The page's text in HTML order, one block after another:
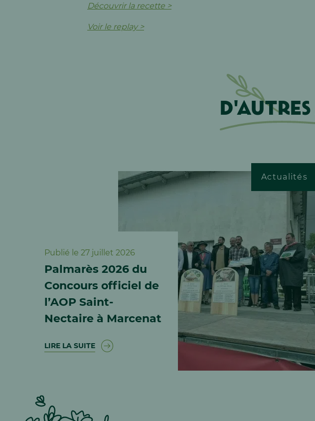
Découvrir la recette >
Voir le replay >
Actualités
Publié le 27 juillet 2026
Palmarès 2026 du
Concours officiel de
l’AOP Saint-
Nectaire à Marcenat
LIRE LA SUITE